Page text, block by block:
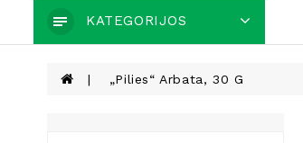
KATEGORIJOS
„Pilies“ Arbata, 30 G